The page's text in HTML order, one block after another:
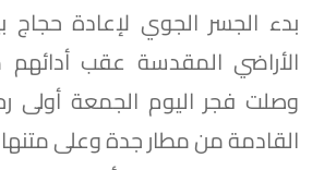
بدء الجسر الجوي لإعادة حجاج
الأراضي المقدسة عقب
وصلت فجر اليوم الجمعة أولى
القادمة من مطار جدة وعلى